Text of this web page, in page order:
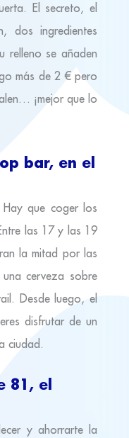
El secreto, el
dos ingredientes
relleno se añaden
más de 2 € pero
¡mejor que lo
bar, en el
que coger los
las 17 y las 19
la mitad por las
cerveza sobre
Desde luego, el
disfrutar de un
ciudad.
81, el
y ahorrarte la